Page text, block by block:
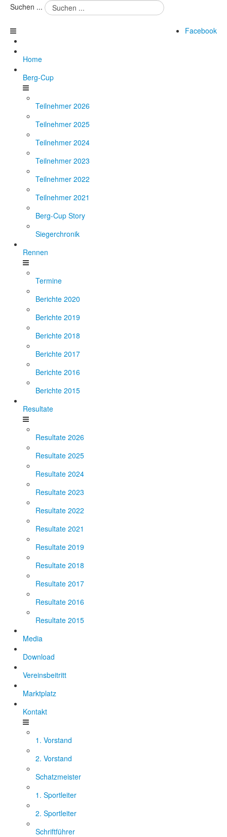
Suchen ...
Facebook
Home
Berg-Cup
Teilnehmer 2026
Teilnehmer 2025
Teilnehmer 2024
Teilnehmer 2023
Teilnehmer 2022
Teilnehmer 2021
Berg-Cup Story
Siegerchronik
Rennen
Termine
Berichte 2020
Berichte 2019
Berichte 2018
Berichte 2017
Berichte 2016
Berichte 2015
Resultate
Resultate 2026
Resultate 2025
Resultate 2024
Resultate 2023
Resultate 2022
Resultate 2021
Resultate 2019
Resultate 2018
Resultate 2017
Resultate 2016
Resultate 2015
Media
Download
Vereinsbeitritt
Marktplatz
Kontakt
1. Vorstand
2. Vorstand
Schatzmeister
1. Sportleiter
2. Sportleiter
Schriftführer